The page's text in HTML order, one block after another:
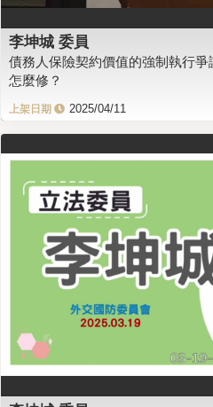
李坤城 委員
債務人保險契約價值的強制執行
怎麼修？
2025/04/11